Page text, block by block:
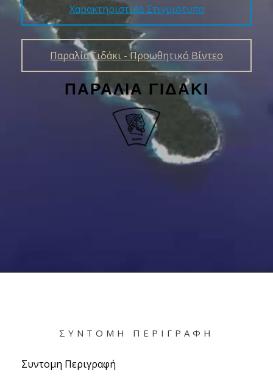
Χαρακτηριστικά Στιγμιότυπα
Παραλία Γιδάκι - Προωθητικό Βίντεο
ΠΑΡΑΛΊΑ ΓΙΔΆΚΙ
ΣΥΝΤΟΜΗ ΠΕΡΙΓΡΑΦΉ
Συντομη Περιγραφή